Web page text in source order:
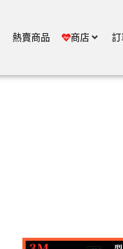
熱賣商品 商店